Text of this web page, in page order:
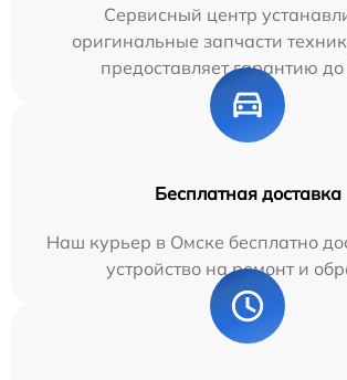
Сервисный центр
оригинальные запчасти
предоставляет гарантию до
Бесплатная доставка
Наш курьер в Омске бесплатно
устройство на ремонт и